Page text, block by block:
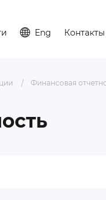
Eng Контакты
Финансовая